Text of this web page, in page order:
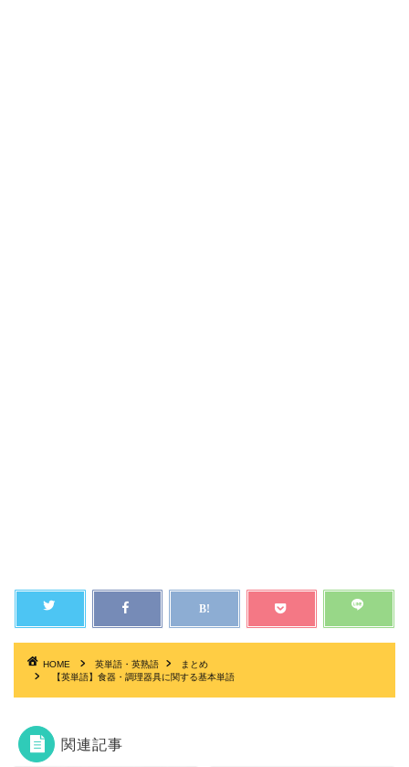
HOME 英単語・英熟語
まとめ
【英単語】食器・調理器具に関する基本単語
関連記事